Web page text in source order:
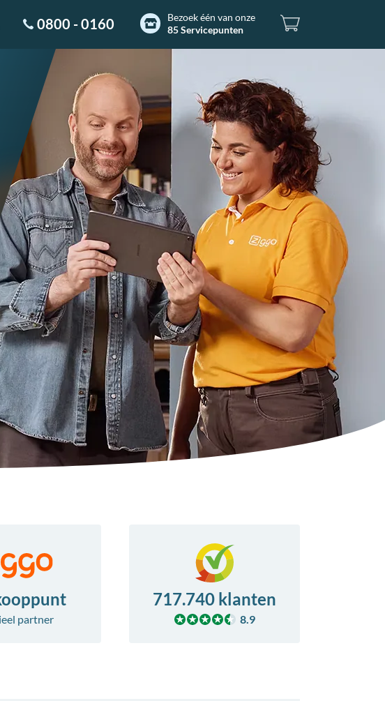
0800 - 0160
Bezoek één van onze
85 Servicepunten
partner
717.740 klanten
8.9